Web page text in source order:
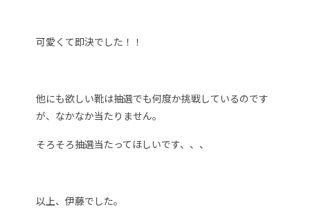
可愛くて即決でした！！
他にも欲しい靴は抽選でも何度か挑戦しているのです
が、なかなか当たりません。
そろそろ抽選当たってほしいです、、、
以上、伊藤でした。